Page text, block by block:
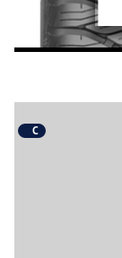
C